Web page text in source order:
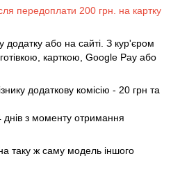
передоплати 200 грн. на картку
додатку або на сайті. З кур'єром
карткою, Google Pay або
додаткову комісію - 20 грн та
днів з моменту отримання
таку ж саму модель іншого